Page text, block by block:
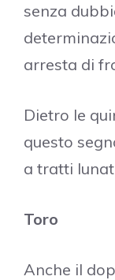
senza
arresta di
Dietro le
questo
a tratti
Toro
Anche il